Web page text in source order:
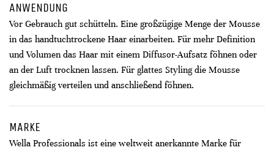
ANWENDUNG
Vor Gebrauch gut schütteln. Eine großzügige Menge der Mousse
in das handtuchtrockene Haar einarbeiten. Für mehr Definition
und Volumen das Haar mit einem Diffusor-Aufsatz föhnen oder
an der Luft trocknen lassen. Für glattes Styling die Mousse
gleichmäßig verteilen und anschließend föhnen.
MARKE
Wella Professionals ist eine weltweit anerkannte Marke für